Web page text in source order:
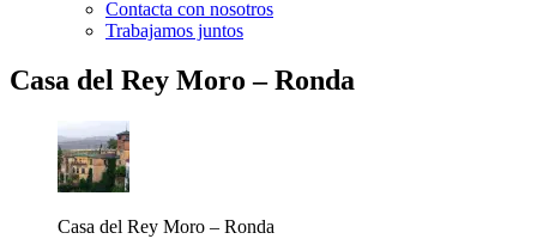
Contacta con nosotros
Trabajamos juntos
Casa del Rey Moro – Ronda
Casa del Rey Moro – Ronda